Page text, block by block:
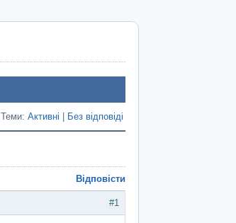
Теми: Активні Без відповіді
Відповісти
#1